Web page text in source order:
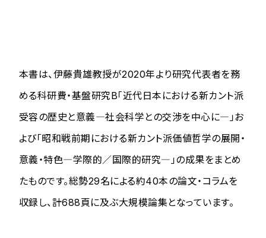
本書は、伊藤貴雄教授が2020年より研究代表者を務
める科研費・基盤研究B「近代日本における新カント派
受容の歴史と意義―社会科学との交渉を中心に―」お
よび「昭和戦前期における新カント派価値哲学の展開・
意義・特色―学際的／国際的研究―」の成果をまとめ
たものです。総勢29名による約40本の論文・コラムを
収録し、計688頁に及ぶ大規模論集となっています。